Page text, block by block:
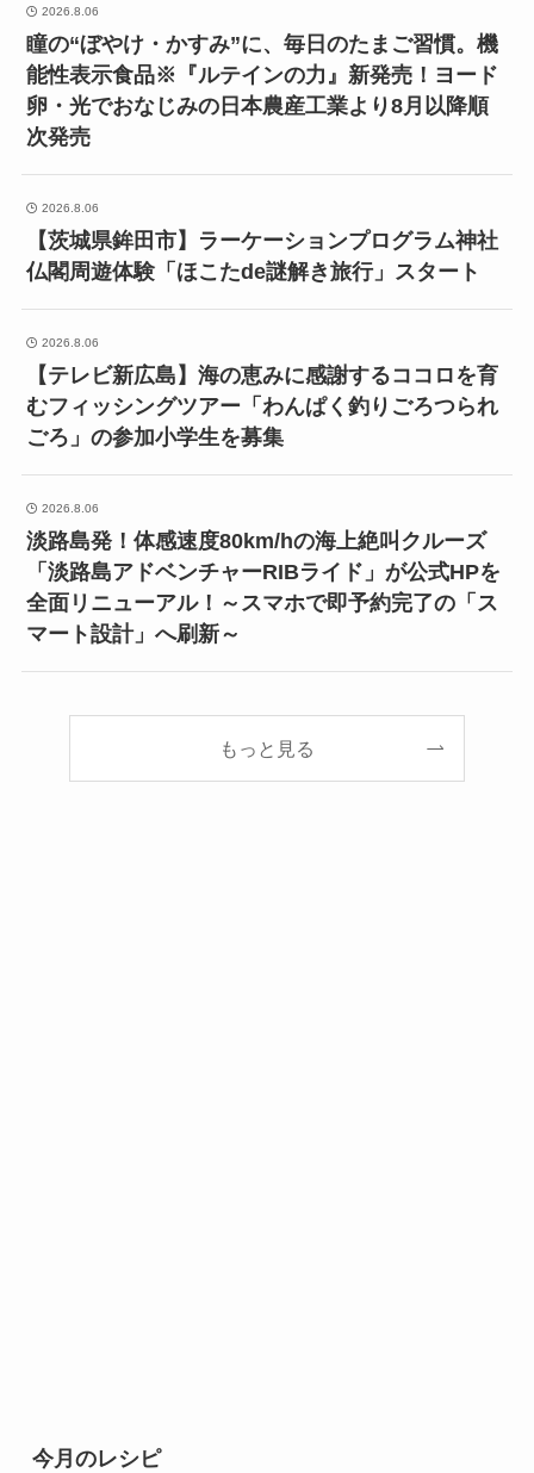
2026.8.06
瞳の“ぼやけ・かすみ”に、毎日のたまご習慣。機
能性表示食品※『ルテインの力』新発売！ヨード
卵・光でおなじみの日本農産工業より8月以降順
次発売
2026.8.06
【茨城県鉾田市】ラーケーションプログラム神社
仏閣周遊体験「ほこたde謎解き旅行」スタート
2026.8.06
【テレビ新広島】海の恵みに感謝するココロを育
むフィッシングツアー「わんぱく釣りごろつられ
ごろ」の参加小学生を募集
2026.8.06
淡路島発！体感速度80km/hの海上絶叫クルーズ
「淡路島アドベンチャーRIBライド」が公式HPを
全面リニューアル！～スマホで即予約完了の「ス
マート設計」へ刷新～
もっと見る
今月のレシピ